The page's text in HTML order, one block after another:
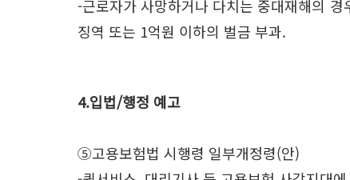
-근로자가 사망하거나 다치는 중대재해의
징역 또는 1억원 이하의 벌금 부과.
4.입법/행정 예고
⑤고용보험법 시행령 일부개정령(안)